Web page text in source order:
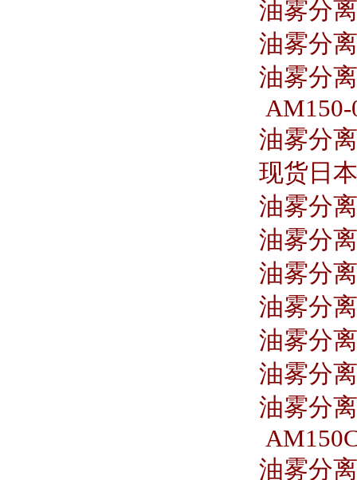
油雾分
油雾分
油雾分
AM150-
油雾分
现货日
油雾分
油雾分
油雾分
油雾分
油雾分
油雾分
油雾分
油雾分